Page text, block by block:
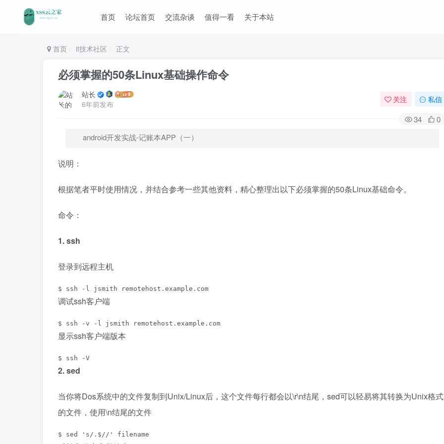
首页 论坛首页 交流杂谈 值得一看 关于本站
首页 it技术社区 正文
必须掌握的50条Linux基础操作命令
站长
6年前发布
关注 私信
34
0
android开发实战-记账本APP（一）
说明：
根据笔者平时使用情况，并结合参考一些其他资料，精心整理出以下必须掌握的50条Linux基础命令。
命令：
1. ssh
登录到远程主机
$ ssh -l jsmith remotehost.example.com
调试ssh客户端
$ ssh -v -l jsmith remotehost.example.com
显示ssh客户端版本
$ ssh -V
2. sed
当你将Dos系统中的文件复制到Unix/Linux后，这个文件每行都会以\r\n结尾，sed可以轻易将其转换为Unix格式
的文件，使用\n结尾的文件
$ sed 's/.$//' filename